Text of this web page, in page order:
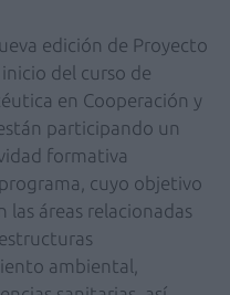
edición de Proyecto
del curso de
en Cooperación y
participando un
formativa
cuyo objetivo
las áreas relacionadas
ambiental,